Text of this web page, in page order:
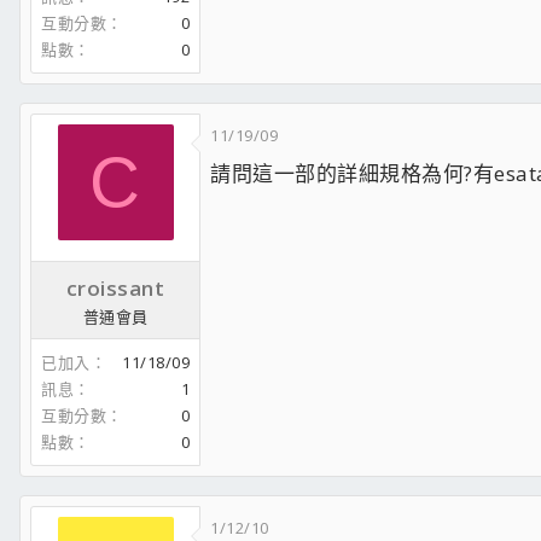
互動分數
0
點數
0
C
croissant
普通會員
已加入
11/18/09
訊息
1
互動分數
0
點數
0
11/19/09
請問這一部的詳細規格為何?有
1/12/10